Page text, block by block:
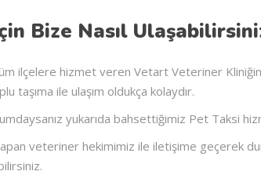
Bize Nasıl
ilçelere hizmet veren Vetart Veteriner
taşıma ile ulaşım oldukça kolaydır.
yukarıda bahsettiğimiz Pet Taksi
veteriner hekimimiz ile iletişime geçerek